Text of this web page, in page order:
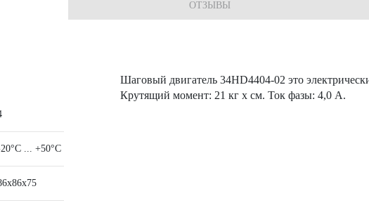
ОТЗЫВЫ
... +50°C
Шаговый двигатель 34HD4404-02 это
Крутящий момент: 21 кг х см. Ток фазы: 4,0 А.